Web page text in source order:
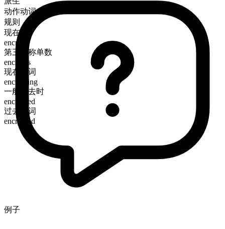
动作动词
规则
现在时
encrypt
第三人称单数
encrypts
现在分词
encrypting
一般过去时
encrypted
过去分词
encrypted
例子